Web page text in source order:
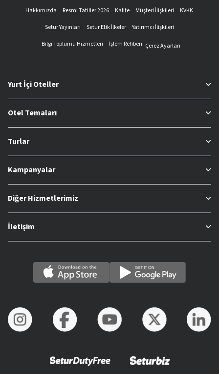
Hakkımızda Resmi Tatiller 2026 Kalite Müşteri İlişkileri
KVKK
Setur Yayınları
Setur Etik İlkeler
Yatırımcı İlişkileri
Bilgi Toplumu Hizmetleri
İşlem Rehberi Çerez Ayarları
Yurt İçi Oteller
Otel Temaları
Turlar
Kampanyalar
Diğer Hizmetlerimiz
İletişim